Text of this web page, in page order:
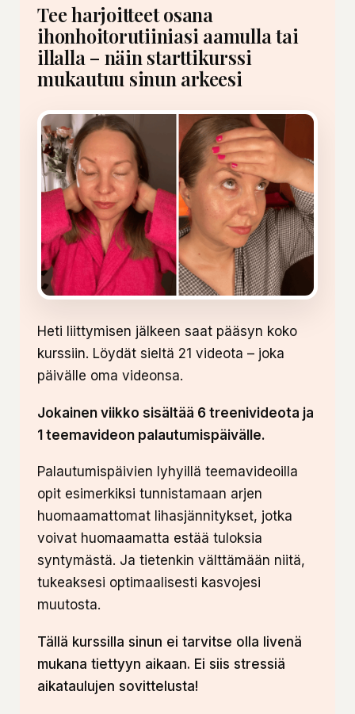
Tee harjoitteet osana
ihonhoitorutiiniasi aamulla tai
illalla – näin starttikurssi
mukautuu sinun arkeesi
Heti liittymisen jälkeen saat pääsyn koko
kurssiin. Löydät sieltä 21 videota – joka
päivälle oma videonsa.
Jokainen viikko sisältää 6 treenivideota ja
1 teemavideon palautumispäivälle.
Palautumispäivien lyhyillä teemavideoilla
opit esimerkiksi tunnistamaan arjen
huomaamattomat lihasjännitykset, jotka
voivat huomaamatta estää tuloksia
syntymästä. Ja tietenkin välttämään niitä,
tukeaksesi optimaalisesti kasvojesi
muutosta.
Tällä kurssilla sinun ei tarvitse olla livenä
mukana tiettyyn aikaan. Ei siis stressiä
aikataulujen sovittelusta!